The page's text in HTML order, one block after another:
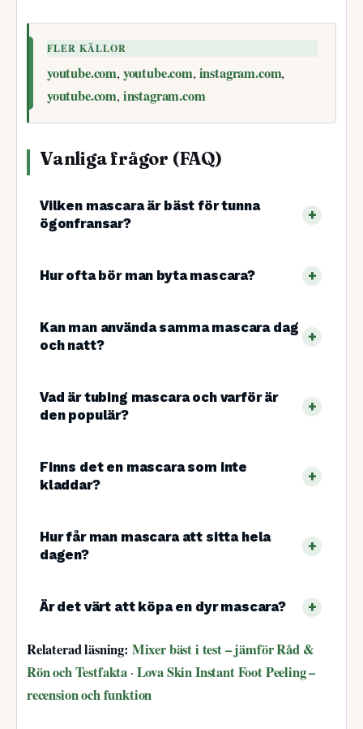
FLER KÄLLOR
youtube.com,youtube.com,instagram.com,
youtube.com,instagram.com
Vanliga frågor (FAQ)
Vilken mascara är bäst för tunna
ögonfransar?
Hur ofta bör man byta mascara?
Kan man använda samma mascara dag
och natt?
Vad är tubing mascara och varför är
den populär?
Finns det en mascara som inte
kladdar?
Hur får man mascara att sitta hela
dagen?
Är det värt att köpa en dyr mascara?
Relaterad läsning: Mixer bäst i test – jämför Råd &
Rön och Testfakta · Lova Skin Instant Foot Peeling –
recension och funktion